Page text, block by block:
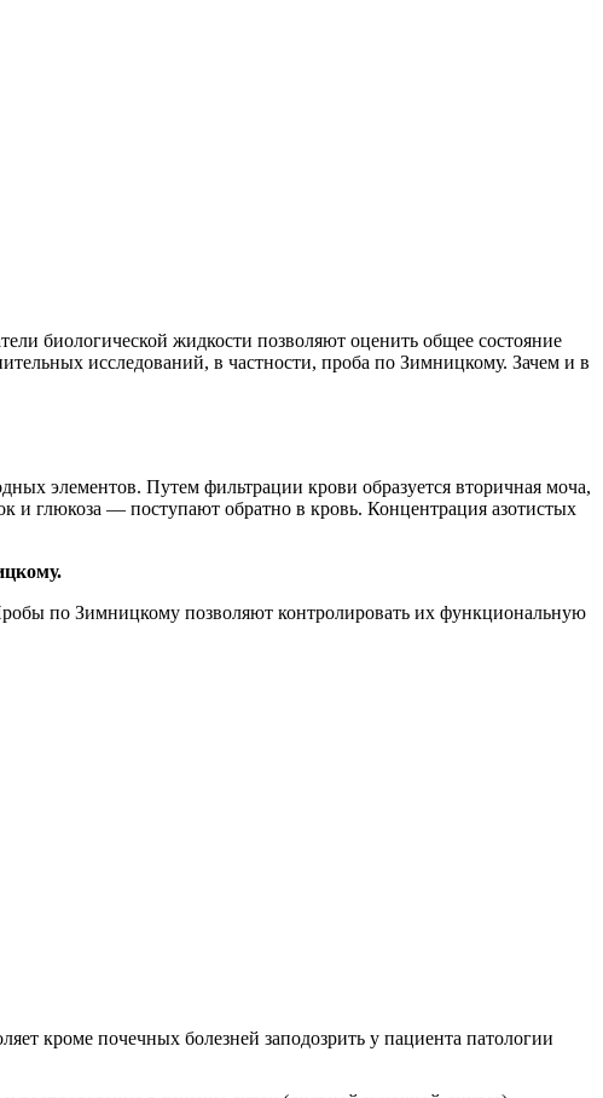
биологической жидкости позволяют оценить общее состояние
исследований, в частности, проба по Зимницкому. Зачем и в
элементов. Путем фильтрации крови образуется вторичная моча,
и глюкоза — поступают обратно в кровь. Концентрация азотистых
по Зимницкому позволяют контролировать их функциональную
кроме почечных болезней заподозрить у пациента патологии